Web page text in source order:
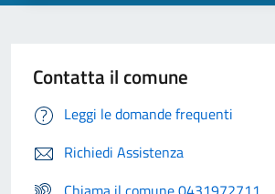
Contatta il comune
Leggi le domande frequenti
Richiedi Assistenza